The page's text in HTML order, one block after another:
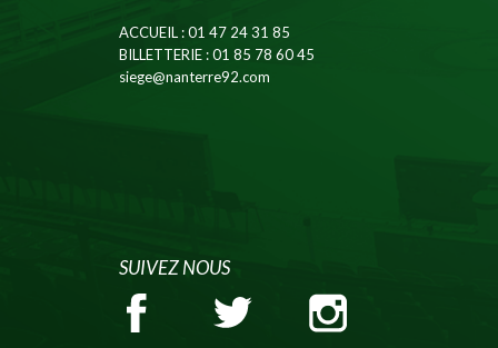
ACCUEIL: 01 47 24 31 85
BILLETTERIE: 01 85 78 60 45
siege@nanterre92.com
SUIVEZ NOUS